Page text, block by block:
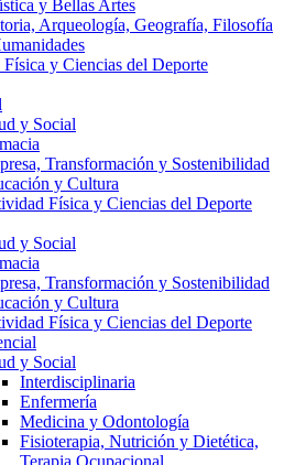
y Bellas Artes
Arqueología, Geografía, Filosofía
y Ciencias del Deporte
y Social
Transformación y Sostenibilidad
y Cultura
Física y Ciencias del Deporte
y Social
Transformación y Sostenibilidad
y Cultura
Física y Ciencias del Deporte
y Social
Interdisciplinaria
Enfermería
Medicina y Odontología
Fisioterapia, Nutrición y Dietética,
Terapia Ocupacional